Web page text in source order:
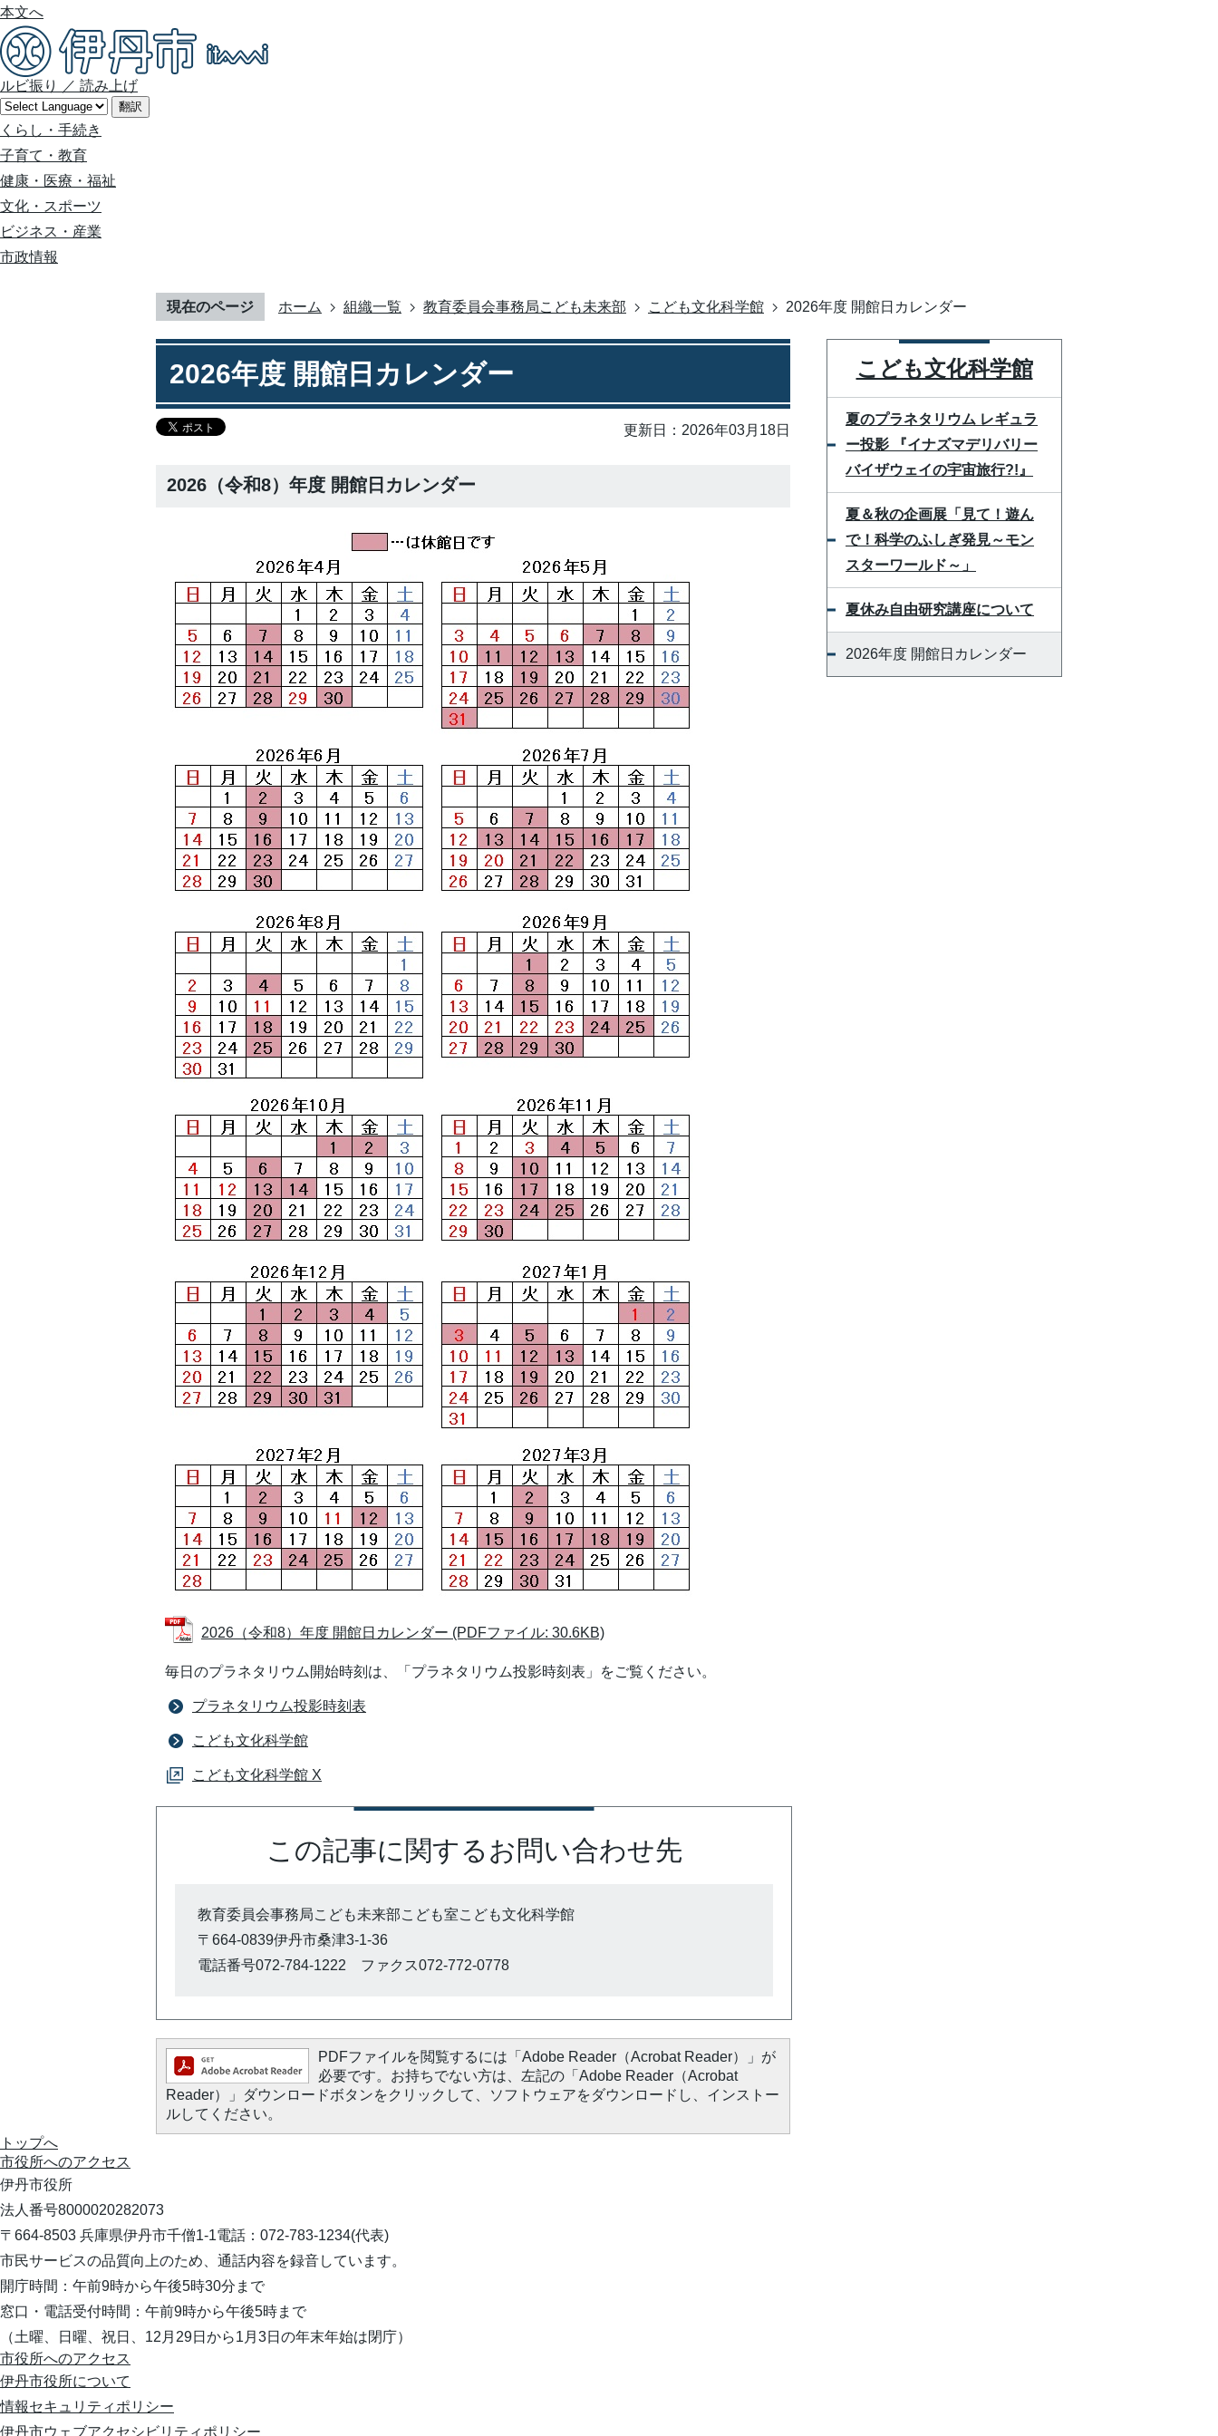
本文へ
ルビ振り ／ 読み上げ
翻訳
くらし・手続き
子育て・教育
健康・医療・福祉
文化・スポーツ
ビジネス・産業
市政情報
現在のページ ホーム 組織一覧 教育委員会事務局こども未来部 こども文化科学館 2026年度 開館日カレンダー
2026年度 開館日カレンダー
更新日：2026年03月18日
2026（令和8）年度 開館日カレンダー
2026（令和8）年度 開館日カレンダー (PDFファイル: 30.6KB)
毎日のプラネタリウム開始時刻は、「プラネタリウム投影時刻表」をご覧ください。
プラネタリウム投影時刻表
こども文化科学館
こども文化科学館 X
この記事に関するお問い合わせ先
教育委員会事務局こども未来部こども室こども文化科学館
〒664-0839伊丹市桑津3-1-36
電話番号072-784-1222 ファクス072-772-0778
PDFファイルを閲覧するには「Adobe Reader（Acrobat Reader）」が
必要です。お持ちでない方は、左記の「Adobe Reader（Acrobat
Reader）」ダウンロードボタンをクリックして、ソフトウェアをダウンロードし、インストー
ルしてください。
こども文化科学館
夏のプラネタリウム レギュラ
ー投影 『イナズマデリバリー
バイザウェイの宇宙旅行?!』
夏＆秋の企画展「見て！遊ん
で！科学のふしぎ発見～モン
スターワールド～」
夏休み自由研究講座について
2026年度 開館日カレンダー
トップへ
市役所へのアクセス
伊丹市役所
法人番号8000020282073
〒664-8503 兵庫県伊丹市千僧1-1電話：072-783-1234(代表)
市民サービスの品質向上のため、通話内容を録音しています。
開庁時間：午前9時から午後5時30分まで
窓口・電話受付時間：午前9時から午後5時まで
（土曜、日曜、祝日、12月29日から1月3日の年末年始は閉庁）
市役所へのアクセス
伊丹市役所について
情報セキュリティポリシー
伊丹市ウェブアクセシビリティポリシー